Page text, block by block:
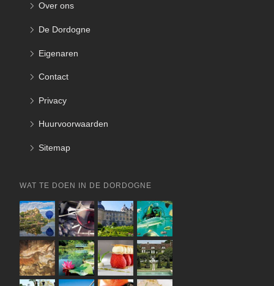
Over ons
De Dordogne
Eigenaren
Contact
Privacy
Huurvoorwaarden
Sitemap
WAT TE DOEN IN DE DORDOGNE